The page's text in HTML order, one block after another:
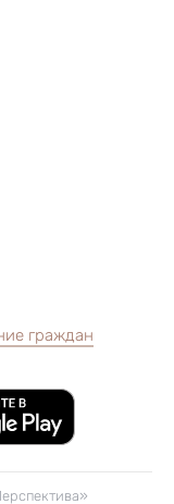
граждан